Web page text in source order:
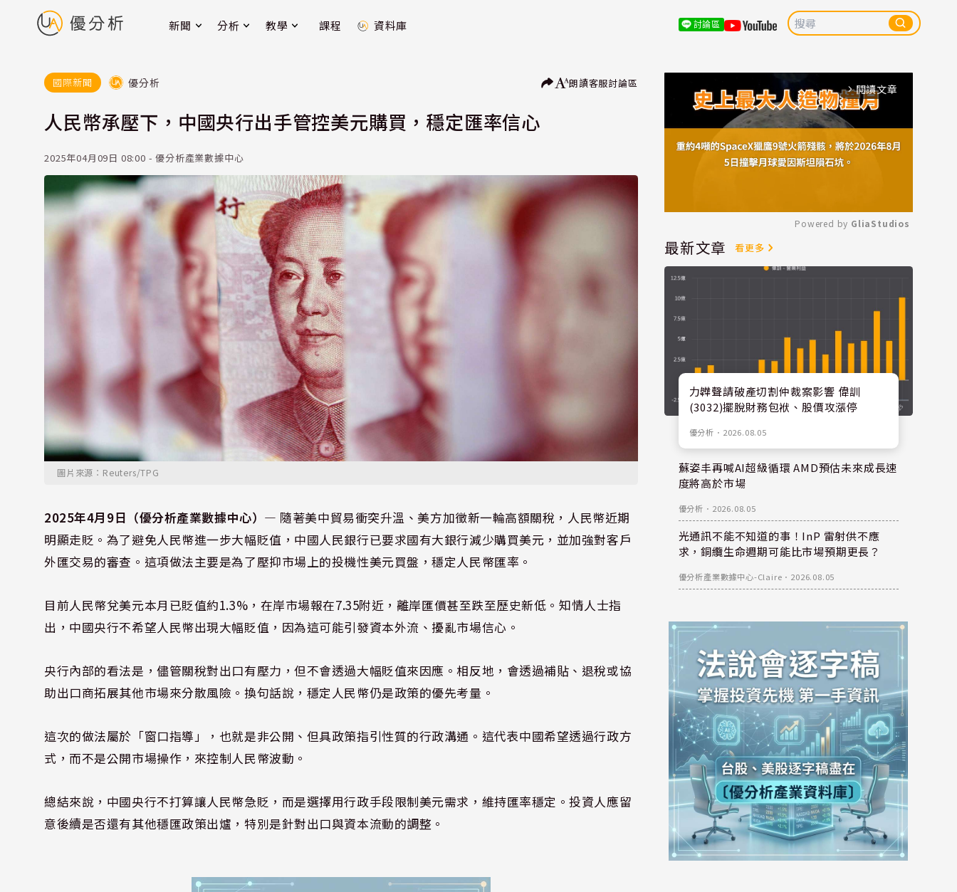
新聞 分析 教學 課程 資料庫 討論區
國際新聞 優分析 朗讀客服討論區
人民幣承壓下，中國央行出手管控美元購買，穩定匯率信心
2025年04月09日 08:00 - 優分析產業數據中心
圖片來源：Reuters/TPG
2025年4月9日（優分析產業數據中心）— 隨著美中貿易衝突升溫、美方加徵新一輪高額關稅，人民幣近期
明顯走貶。為了避免人民幣進一步大幅貶值，中國人民銀行已要求國有大銀行減少購買美元，並加強對客戶
外匯交易的審查。這項做法主要是為了壓抑市場上的投機性美元買盤，穩定人民幣匯率。
目前人民幣兌美元本月已貶值約1.3%，在岸市場報在7.35附近，離岸匯價甚至跌至歷史新低。知情人士指
出，中國央行不希望人民幣出現大幅貶值，因為這可能引發資本外流、擾亂市場信心。
央行內部的看法是，儘管關稅對出口有壓力，但不會透過大幅貶值來因應。相反地，會透過補貼、退稅或協
助出口商拓展其他市場來分散風險。換句話說，穩定人民幣仍是政策的優先考量。
這次的做法屬於「窗口指導」，也就是非公開、但具政策指引性質的行政溝通。這代表中國希望透過行政方
式，而不是公開市場操作，來控制人民幣波動。
總結來說，中國央行不打算讓人民幣急貶，而是選擇用行政手段限制美元需求，維持匯率穩定。投資人應留
意後續是否還有其他穩匯政策出爐，特別是針對出口與資本流動的調整。
arrow_forward_ios 閱讀文章
Mute
Powered by GliaStudios
最新文章 看更多
力韡聲請破產切割仲裁案影響 偉訓
(3032)擺脫財務包袱、股價攻漲停
優分析 ． 2026.08.05
蘇姿丰再喊AI超級循環 AMD預估未來成長速
度將高於市場
優分析 ． 2026.08.05
光通訊不能不知道的事！InP 雷射供不應
求，銅纜生命週期可能比市場預期更長？
優分析產業數據中心-Claire ． 2026.08.05